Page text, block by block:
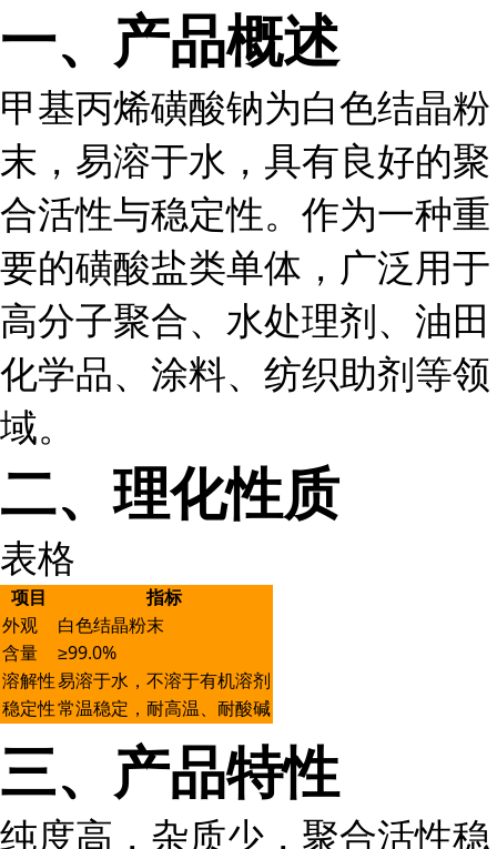
一、产品概述
甲基丙烯磺酸钠为白色结晶粉
末，易溶于水，具有良好的聚
合活性与稳定性。作为一种重
要的磺酸盐类单体，广泛用于
高分子聚合、水处理剂、油田
化学品、涂料、纺织助剂等领
域。
二、理化性质
表格
项目 指标
外观
白色结晶粉末
含量
≥99.0%
溶解性易溶于水，不溶于有机溶剂
稳定性常温稳定，耐高温、耐酸碱
三、产品特性
纯度高，杂质少，聚合活性稳